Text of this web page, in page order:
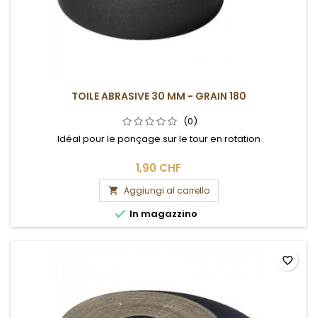
TOILE ABRASIVE 30 MM - GRAIN 180
(0)
Idéal pour le ponçage sur le tour en rotation
1,90 CHF
 Aggiungi al carrello
 In magazzino
favorite_border